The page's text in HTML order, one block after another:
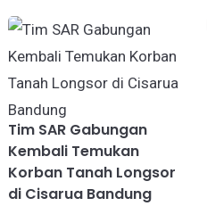
Tim SAR Gabungan
Kembali Temukan
Korban Tanah Longsor
di Cisarua Bandung